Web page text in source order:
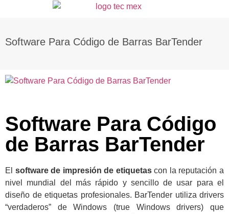
Software Para Código de Barras BarTender
Software Para Código
de Barras BarTender
El software de impresión de etiquetascon la reputación a
nivel mundial del más rápido y sencillo de usar para el
diseño de etiquetas profesionales. BarTender utiliza drivers
“verdaderos” de Windows (true Windows drivers) que